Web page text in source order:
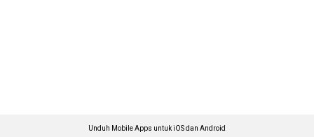
Unduh Mobile Apps untuk iOS dan Android